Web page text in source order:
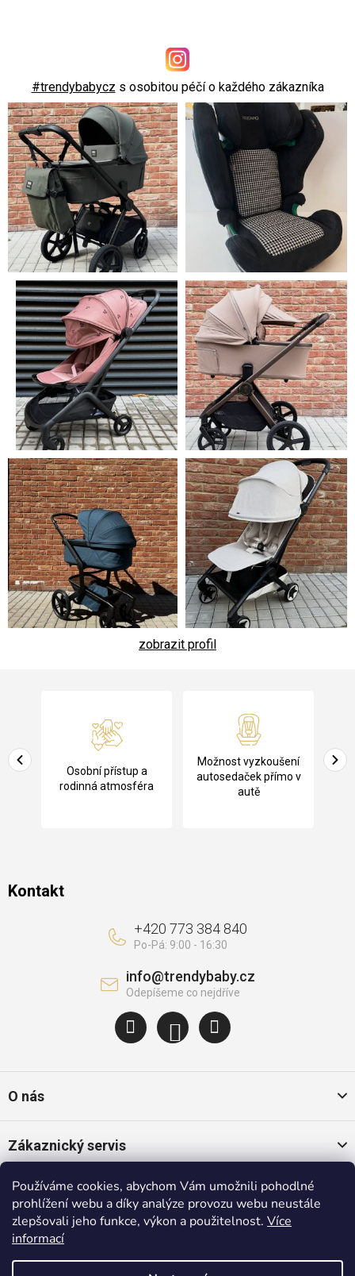
Používáme cookies, abychom Vám umožnili pohodlné
prohlížení webu a díky analýze provozu webu neustále
zlepšovali jeho funkce, výkon a použitelnost. Více
informací
#trendybabycz s osobitou péčí o každého zákazníka
zobrazit profil
a
Osobní přístup a
rodinná atmosféra
Možnost vyzkoušení
autosedaček přímo v
autě
Kontakt
info@trendybaby.cz
+420 773 384 840
O nás
Zákaznický servis
Oblíbené kategorie
Populární značky